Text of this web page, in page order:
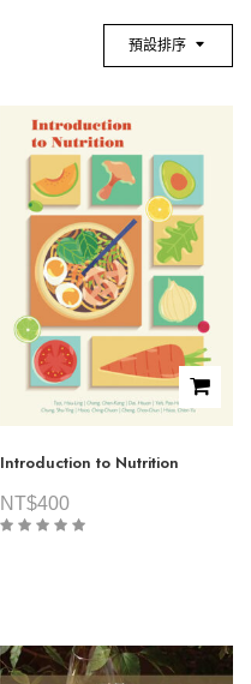
預設排序
Introduction to Nutrition
NT$400